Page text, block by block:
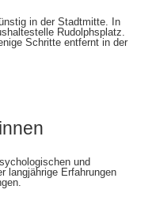
in der Stadtmitte. In
Rudolphsplatz.
Schritte entfernt in der
und
langjährige Erfahrungen